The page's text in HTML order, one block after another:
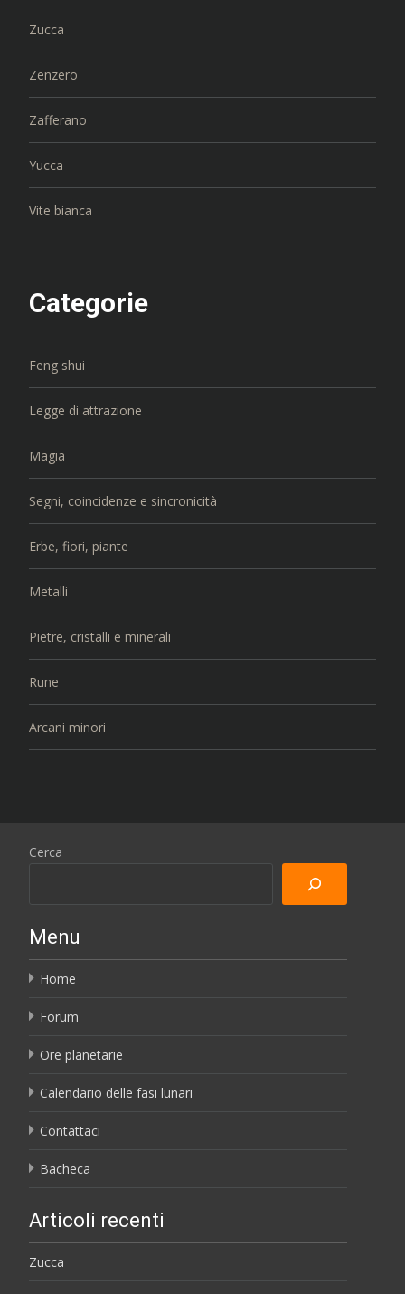
Zucca
Zenzero
Zafferano
Yucca
Vite bianca
Categorie
Feng shui
Legge di attrazione
Magia
Segni, coincidenze e sincronicità
Erbe, fiori, piante
Metalli
Pietre, cristalli e minerali
Rune
Arcani minori
Cerca
Menu
Home
Forum
Ore planetarie
Calendario delle fasi lunari
Contattaci
Bacheca
Articoli recenti
Zucca